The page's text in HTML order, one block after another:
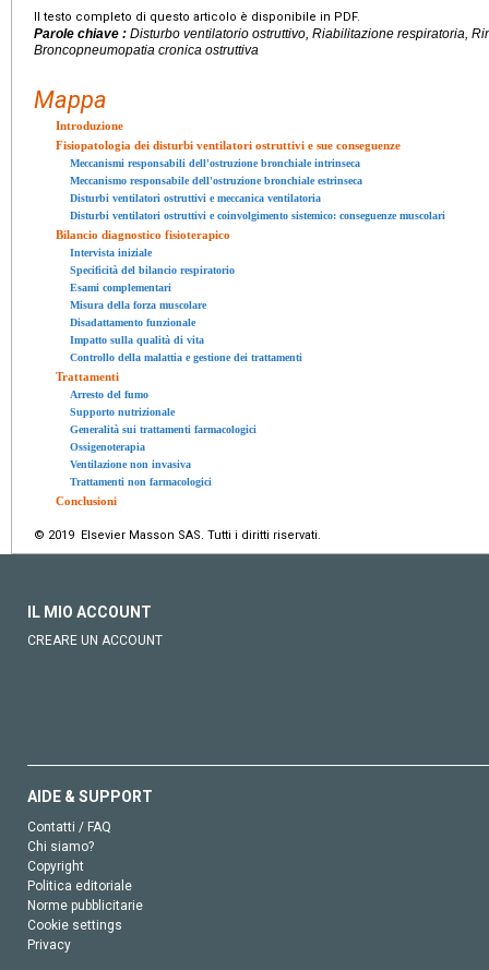
Il testo completo di questo articolo è disponibile in PDF.
Parole chiave : Disturbo ventilatorio ostruttivo, Riabilitazione respiratoria,
Broncopneumopatia cronica ostruttiva
Mappa
Introduzione
Fisiopatologia dei disturbi ventilatori ostruttivi e sue conseguenze
Meccanismi responsabili dell'ostruzione bronchiale intrinseca
Meccanismo responsabile dell'ostruzione bronchiale estrinseca
Disturbi ventilatori ostruttivi e meccanica ventilatoria
Disturbi ventilatori ostruttivi e coinvolgimento sistemico: conseguenze muscolari
Bilancio diagnostico fisioterapico
Intervista iniziale
Specificità del bilancio respiratorio
Esami complementari
Misura della forza muscolare
Disadattamento funzionale
Impatto sulla qualità di vita
Controllo della malattia e gestione dei trattamenti
Trattamenti
Arresto del fumo
Supporto nutrizionale
Generalità sui trattamenti farmacologici
Ossigenoterapia
Ventilazione non invasiva
Trattamenti non farmacologici
Conclusioni
© 2019 Elsevier Masson SAS. Tutti i diritti riservati.
IL MIO ACCOUNT
CREARE UN ACCOUNT
AIDE & SUPPORT
Contatti / FAQ
Chi siamo?
Copyright
Politica editoriale
Norme pubblicitarie
Cookie settings
Privacy